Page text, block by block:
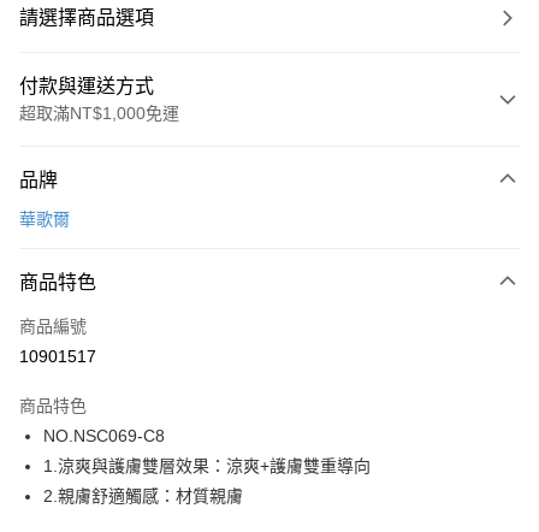
請選擇商品選項
付款與運送方式
超取滿NT$1,000免運
信用卡一次付款
LINE Pay
街口支付
運送方式
全家取貨付款
每筆NT$80，滿NT$1,000(含以上)免運費
品牌
華歌爾
商品特色
商品編號
10901517
商品特色
NO.NSC069-C8
1.涼爽與護膚雙層效果：涼爽+護膚雙重導向
2.親膚舒適觸感：材質親膚